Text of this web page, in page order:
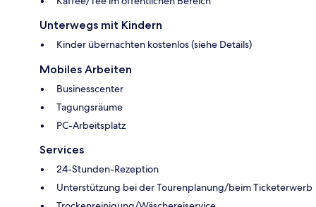
Unterwegs mit Kindern
Kinder übernachten kostenlos (siehe Details)
Mobiles Arbeiten
Businesscenter
Tagungsräume
PC-Arbeitsplatz
Services
24-Stunden-Rezeption
Unterstützung bei der Tourenplanung/beim Ticketerwerb